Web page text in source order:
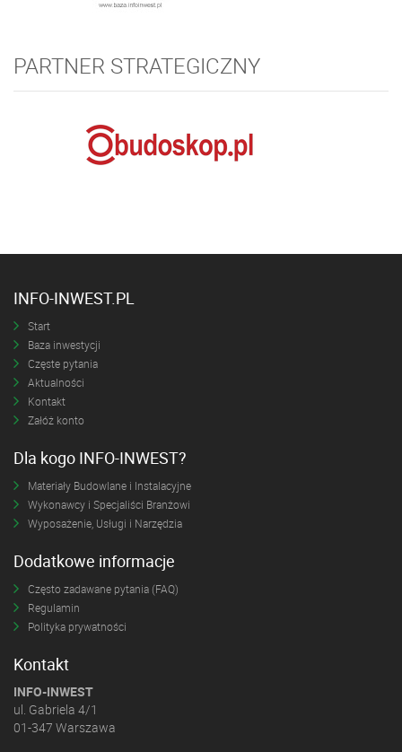
PARTNER STRATEGICZNY
INFO-INWEST.PL
Start
Baza inwestycji
Częste pytania
Aktualności
Kontakt
Załóż konto
Dla kogo INFO-INWEST?
Materiały Budowlane i Instalacyjne
Wykonawcy i Specjaliści Branżowi
Wyposażenie, Usługi i Narzędzia
Dodatkowe informacje
Często zadawane pytania (FAQ)
Regulamin
Polityka prywatności
Kontakt
INFO-INWEST
ul. Gabriela 4/1
01-347 Warszawa